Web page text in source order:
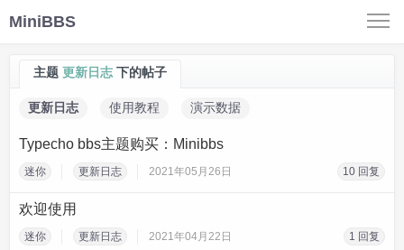
MiniBBS
主题 更新日志 下的帖子
更新日志 使用教程 演示数据
Typecho bbs主题购买：Minibbs
迷你 更新日志 2021年05月26日 10 回复
欢迎使用
迷你 更新日志 2021年04月22日 1 回复